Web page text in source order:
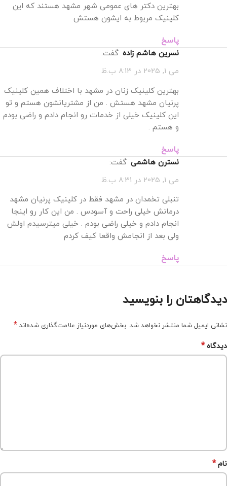
بهترین دکتر های عمومی شهر مشهد هستند که این
کلینیک مربوط به ایشون هستش
پاسخ
نسرین هاشم زاده گفت:
می 1, 2025 در 8:13 ب.ظ
بهترین کلینیک زنان در مشهد با اختلاف همین کلینیک
پرنیان مشهد هستش . من از مشتریانشون هستم و تو
این کلینیک خیلی از خدمات رو انجام دادم و راضی بودم
و هستم .
پاسخ
نسترن هاشمی گفت:
می 1, 2025 در 8:31 ب.ظ
تنبلی تخمدان در مشهد فقط در کلینیک پرنیان مشهد
درمانش خیلی راحت و آسودس . من این کار رو اینجا
انجام دادم و خیلی راضی بودم . خیلی میترسیدم اولش
ولی بعد از انجامش واقعا کیف کردم
پاسخ
دیدگاهتان را بنویسید
نشانی ایمیل شما منتشر نخواهد شد. بخش‌های موردنیاز علامت‌گذاری شده‌اند *
دیدگاه*
نام*